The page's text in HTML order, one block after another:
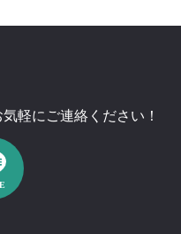
軽にご連絡ください！